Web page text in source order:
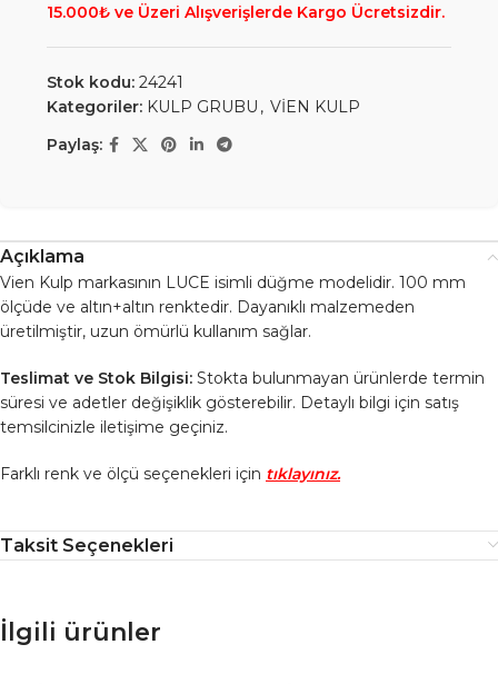
15.000₺ ve Üzeri Alışverişlerde Kargo Ücretsizdir.
Stok kodu: 24241
Kategoriler: KULP GRUBU , VİEN KULP
Paylaş:
Açıklama
Vien Kulp markasının LUCE isimli düğme modelidir. 100 mm
ölçüde ve altın+altın renktedir. Dayanıklı malzemeden
üretilmiştir, uzun ömürlü kullanım sağlar.
Teslimat ve Stok Bilgisi: Stokta bulunmayan ürünlerde termin
süresi ve adetler değişiklik gösterebilir. Detaylı bilgi için satış
temsilcinizle iletişime geçiniz.
Farklı renk ve ölçü seçenekleri için tıklayınız.
Taksit Seçenekleri
İlgili ürünler